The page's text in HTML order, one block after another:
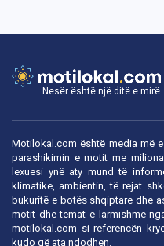
Nesër është një ditë e
Motilokal.com është media më
parashikimin e motit me
lexuesi ynë aty mund të
klimatike, ambientin, të rejat
bukuritë e botës shqiptare dhe
motit dhe temat e larmishme
motilokal.com si referencën
kudo që ata ndodhen.